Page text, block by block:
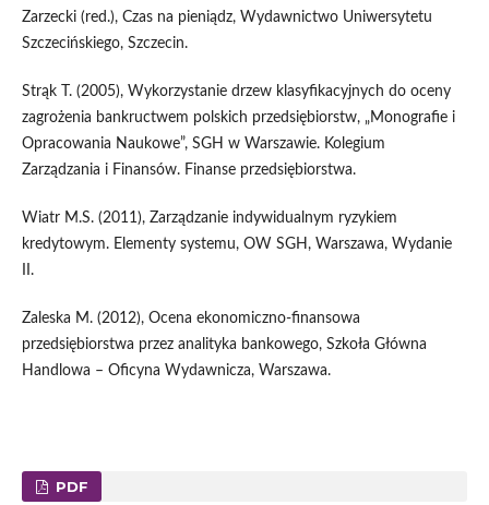
Zarzecki (red.), Czas na pieniądz, Wydawnictwo Uniwersytetu
Szczecińskiego, Szczecin.
Strąk T. (2005), Wykorzystanie drzew klasyfikacyjnych do oceny
zagrożenia bankructwem polskich przedsiębiorstw, „Monografie i
Opracowania Naukowe”, SGH w Warszawie. Kolegium
Zarządzania i Finansów. Finanse przedsiębiorstwa.
Wiatr M.S. (2011), Zarządzanie indywidualnym ryzykiem
kredytowym. Elementy systemu, OW SGH, Warszawa, Wydanie
II.
Zaleska M. (2012), Ocena ekonomiczno-finansowa
przedsiębiorstwa przez analityka bankowego, Szkoła Główna
Handlowa – Oficyna Wydawnicza, Warszawa.
PDF